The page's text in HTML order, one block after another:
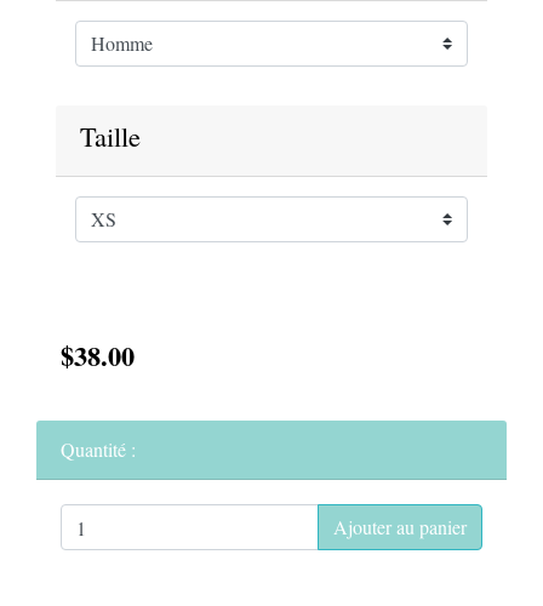
Taille
$38.00
Quantité :
Ajouter au panier